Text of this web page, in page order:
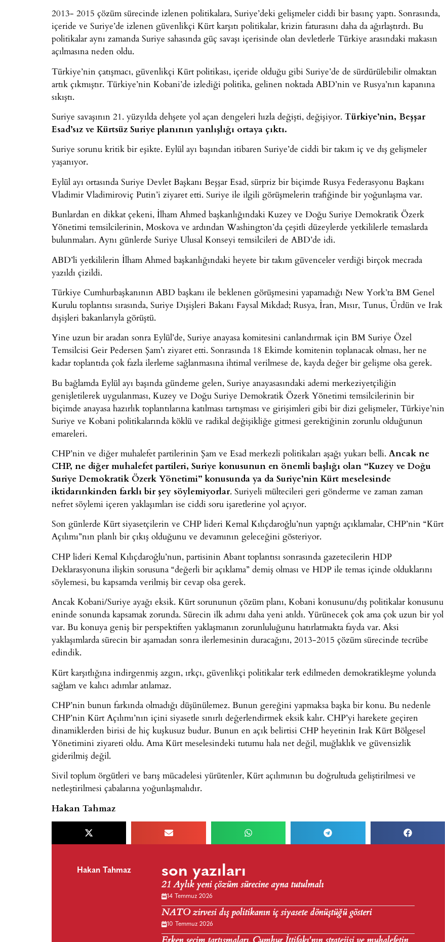
2013- 2015 çözüm sürecinde izlenen politikalara, Suriye’deki gelişmeler ciddi bir basınç yaptı. Sonrasında,
içeride ve Suriye’de izlenen güvenlikçi Kürt karşıtı politikalar, krizin faturasını daha da ağırlaştırdı. Bu
politikalar aynı zamanda Suriye sahasında güç savaşı içerisinde olan devletlerle Türkiye arasındaki makasın
açılmasına neden oldu.
Türkiye’nin çatışmacı, güvenlikçi Kürt politikası, içeride olduğu gibi Suriye’de de sürdürülebilir olmaktan
artık çıkmıştır. Türkiye’nin Kobani’de izlediği politika, gelinen noktada ABD’nin ve Rusya’nın kapanına
sıkıştı.
Suriye savaşının 21. yüzyılda dehşete yol açan dengeleri hızla değişti, değişiyor. Türkiye’nin, Beşşar
Esad’sız ve Kürtsüz Suriye planının yanlışlığı ortaya çıktı.
Suriye sorunu kritik bir eşikte. Eylül ayı başından itibaren Suriye’de ciddi bir takım iç ve dış gelişmeler
yaşanıyor.
Eylül ayı ortasında Suriye Devlet Başkanı Beşşar Esad, sürpriz bir biçimde Rusya Federasyonu Başkanı
Vladimir Vladimiroviç Putin’i ziyaret etti. Suriye ile ilgili görüşmelerin trafiğinde bir yoğunlaşma var.
Bunlardan en dikkat çekeni, İlham Ahmed başkanlığındaki Kuzey ve Doğu Suriye Demokratik Özerk
Yönetimi temsilcilerinin, Moskova ve ardından Washington’da çeşitli düzeylerde yetkililerle temaslarda
bulunmaları. Aynı günlerde Suriye Ulusal Konseyi temsilcileri de ABD’de idi.
ABD’li yetkililerin İlham Ahmed başkanlığındaki heyete bir takım güvenceler verdiği birçok mecrada
yazıldı çizildi.
Türkiye Cumhurbaşkanının ABD başkanı ile beklenen görüşmesini yapamadığı New York’ta BM Genel
Kurulu toplantısı sırasında, Suriye Dışişleri Bakanı Faysal Mikdad; Rusya, İran, Mısır, Tunus, Ürdün ve Irak
dışişleri bakanlarıyla görüştü.
Yine uzun bir aradan sonra Eylül’de, Suriye anayasa komitesini canlandırmak için BM Suriye Özel
Temsilcisi Geir Pedersen Şam’ı ziyaret etti. Sonrasında 18 Ekimde komitenin toplanacak olması, her ne
kadar toplantıda çok fazla ilerleme sağlanmasına ihtimal verilmese de, kayda değer bir gelişme olsa gerek.
Bu bağlamda Eylül ayı başında gündeme gelen, Suriye anayasasındaki ademi merkeziyetçiliğin
genişletilerek uygulanması, Kuzey ve Doğu Suriye Demokratik Özerk Yönetimi temsilcilerinin bir
biçimde anayasa hazırlık toplantılarına katılması tartışması ve girişimleri gibi bir dizi gelişmeler, Türkiye’nin
Suriye ve Kobani politikalarında köklü ve radikal değişikliğe gitmesi gerektiğinin zorunlu olduğunun
emareleri.
CHP’nin ve diğer muhalefet partilerinin Şam ve Esad merkezli politikaları aşağı yukarı belli. Ancak ne
CHP, ne diğer muhalefet partileri, Suriye konusunun en önemli başlığı olan “Kuzey ve Doğu
Suriye Demokratik Özerk Yönetimi” konusunda ya da Suriye’nin Kürt meselesinde
iktidarınkinden farklı bir şey söylemiyorlar. Suriyeli mültecileri geri gönderme ve zaman zaman
nefret söylemi içeren yaklaşımları ise ciddi soru işaretlerine yol açıyor.
Son günlerde Kürt siyasetçilerin ve CHP lideri Kemal Kılıçdaroğlu’nun yaptığı açıklamalar, CHP’nin “Kürt
Açılımı”nın planlı bir çıkış olduğunu ve devamının geleceğini gösteriyor.
CHP lideri Kemal Kılıçdaroğlu’nun, partisinin Abant toplantısı sonrasında gazetecilerin HDP
Deklarasyonuna ilişkin sorusuna “değerli bir açıklama” demiş olması ve HDP ile temas içinde olduklarını
söylemesi, bu kapsamda verilmiş bir cevap olsa gerek.
Ancak Kobani/Suriye ayağı eksik. Kürt sorununun çözüm planı, Kobani konusunu/dış politikalar konusunu
eninde sonunda kapsamak zorunda. Sürecin ilk adımı daha yeni atıldı. Yürünecek çok ama çok uzun bir yol
var. Bu konuya geniş bir perspektiften yaklaşmanın zorunluluğunu hatırlatmakta fayda var. Aksi
yaklaşımlarda sürecin bir aşamadan sonra ilerlemesinin duracağını, 2013-2015 çözüm sürecinde tecrübe
edindik.
Kürt karşıtlığına indirgenmiş azgın, ırkçı, güvenlikçi politikalar terk edilmeden demokratikleşme yolunda
sağlam ve kalıcı adımlar atılamaz.
CHP’nin bunun farkında olmadığı düşünülemez. Bunun gereğini yapmaksa başka bir konu. Bu nedenle
CHP’nin Kürt Açılımı’nın içini siyasetle sınırlı değerlendirmek eksik kalır. CHP’yi harekete geçiren
dinamiklerden birisi de hiç kuşkusuz budur. Bunun en açık belirtisi CHP heyetinin Irak Kürt Bölgesel
Yönetimini ziyareti oldu. Ama Kürt meselesindeki tutumu hala net değil, muğlaklık ve güvensizlik
giderilmiş değil.
Sivil toplum örgütleri ve barış mücadelesi yürütenler, Kürt açılımının bu doğrultuda geliştirilmesi ve
netleştirilmesi çabalarına yoğunlaşmalıdır.
Hakan Tahmaz
Hakan Tahmaz son yazıları
21 Aylık yeni çözüm sürecine ayna tutulmalı
14 Temmuz 2026
NATO zirvesi dış politikanın iç siyasete dönüştüğü gösteri
10 Temmuz 2026